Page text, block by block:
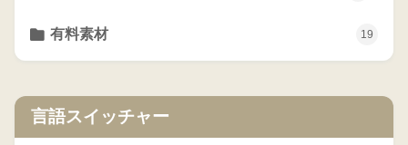
有料素材 19
言語スイッチャー